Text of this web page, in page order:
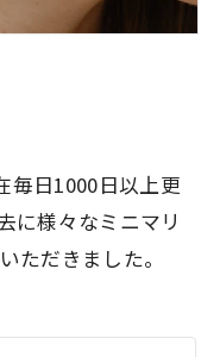
毎日1000日以上更
に様々なミニマリ
ただきました。